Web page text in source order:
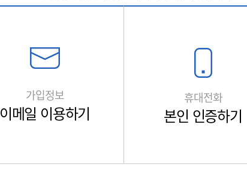
가입정보
이메일 이용하기
휴대전화
본인 인증하기